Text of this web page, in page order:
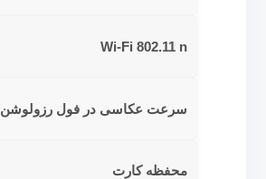
Wi-Fi 802.11 n
سرعت عکاسی در فول رزولوشن
محفظه کارت